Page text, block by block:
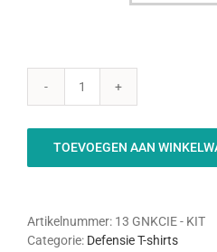
13
-
KIT
aantal
TOEVOEGEN AAN
Artikelnummer: 13 GNKCIE - KIT
Categorie: Defensie T-shirts